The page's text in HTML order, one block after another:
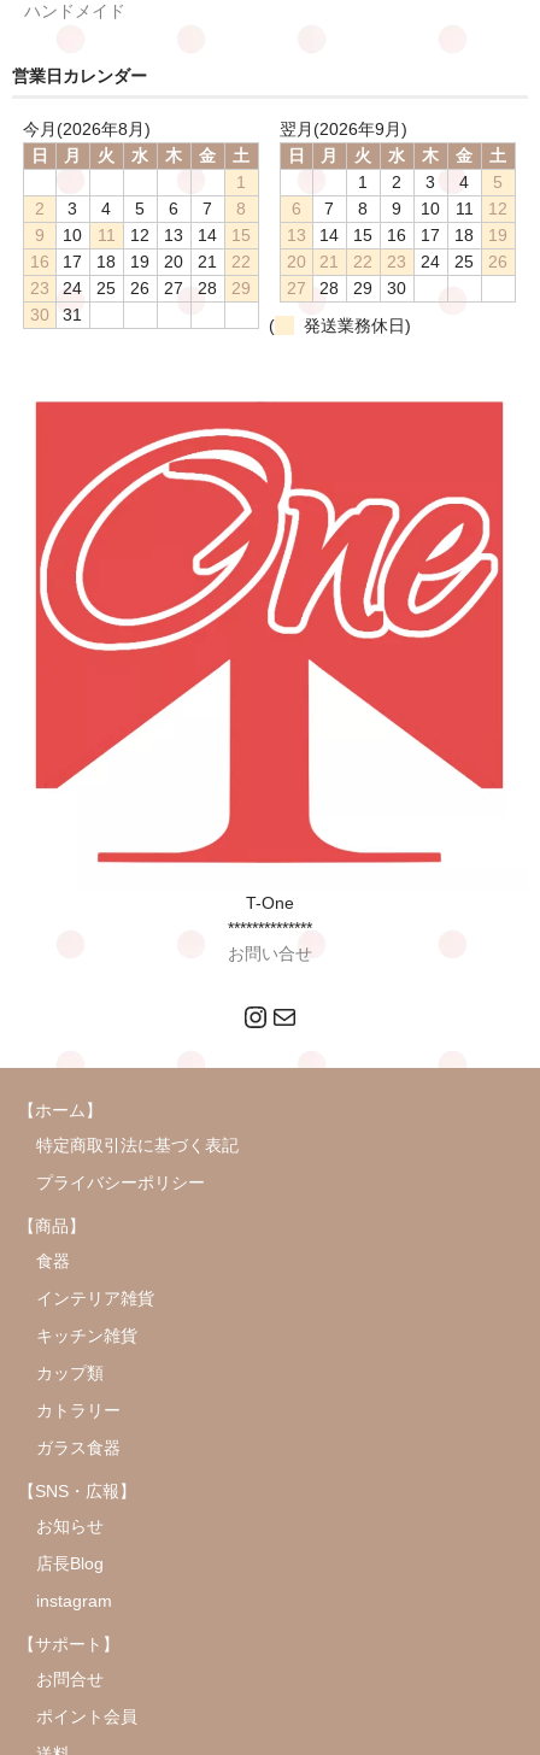
ハンドメイド
営業日カレンダー
今月(2026年8月)
日
月 火 水 木 金
土
1
2
3 4 5 6 7
8
9
10 11 12 13 14
15
16
17 18 19 20 21
22
23
24 25 26 27 28
29
30
31
翌月(2026年9月)
日
月 火 水 木 金
土
1
2 3 4
5
6
7 8 9 10 11
12
13
14 15 16 17 18
19
20
21 22 23 24 25
26
27
28 29
30
(
発送業務休日)
T-One
**************
お問い合せ
Instagram
メール
【ホーム】
特定商取引法に基づく表記
プライバシーポリシー
【商品】
食器
インテリア雑貨
キッチン雑貨
カップ類
カトラリー
ガラス食器
【SNS・広報】
お知らせ
店長Blog
instagram
【サポート】
お問合せ
ポイント会員